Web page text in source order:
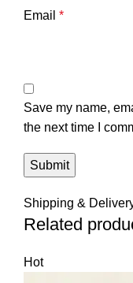
Email *
Save my name,
the next time I
Shipping &
Related
Hot